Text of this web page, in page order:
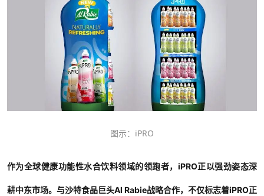
图示：iPRO
作为全球健康功能性水合饮料领域的领跑者，iPRO正以强劲姿态深
耕中东市场。与沙特食品巨头Al Rabie战略合作，不仅标志着iPRO正